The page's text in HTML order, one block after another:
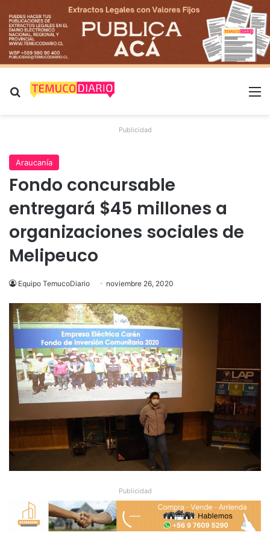
Buscar por
Publicidad
Araucanía
Fondo concursable
entregará $45 millones a
organizaciones sociales de
Melipeuco
Equipo TemucoDiario noviembre 26, 2020
Publicidad